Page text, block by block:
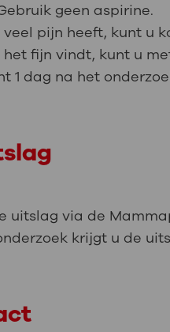
geen aspirine.
veel pijn heeft, kunt u
het fijn vindt, kunt u
1 dag na het
uitslag via de
krijgt u de